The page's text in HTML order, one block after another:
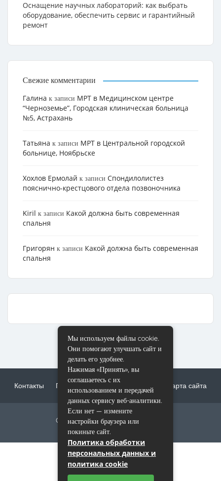
Оснащение научных лабораторий: как выбрать
оборудование, обеспечить сервис и гарантийный
ремонт
Свежие комментарии
Галина к записи МРТ в Медицинском центре
“Черноземье”, Городская клиническая больница
№5, Астрахань
Татьяна к записи МРТ в Центральной городской
больнице, Ноябрьске
Хохлов Ермолай к записи Cпондилолистез
пояснично-крестцового отдела позвоночника
Kiril к записи Какой должна быть современная
спальня
Григорян к записи Какой должна быть современная
спальня
Контакты Пользовательское соглашение Карта сайта
Copyright © 2017-2023 mri-scan.ru
Мы используем файлы cookie.
Они помогают улучшать сайт и
делать его удобнее.
Нажимая «Принять», вы
соглашаетесь с их
использованием и передачей
данных сервису веб-аналитики.
Если нет — измените
настройки браузера или
покиньте сайт.
Политика обработки
персональных данных и
политика cookie